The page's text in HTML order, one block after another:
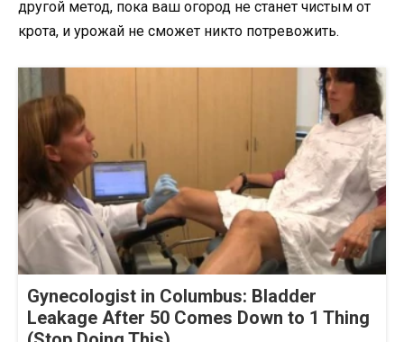
другой метод, пока ваш огород не станет чистым от
крота, и урожай не сможет никто потревожить.
Gynecologist in Columbus: Bladder
Leakage After 50 Comes Down to 1 Thing